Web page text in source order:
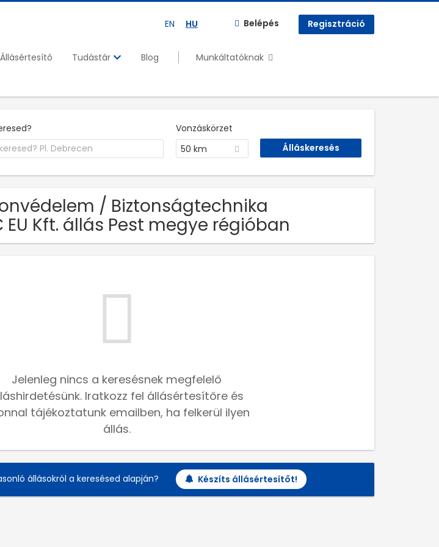
EN HU Belépés Regisztráció
Állásértesítő Tudástár Blog
Munkáltatóknak
Vonzáskörzet
50 km
/ Biztonságtechnika
EU Kft. állás Pest megye régióban
Jelenleg nincs a keresésnek megfelelő
Iratkozz fel állásértesítőre és
tájékoztatunk emailben, ha felkerül ilyen
állás.
állásokról a keresésed alapján? Készíts állásértesítőt!